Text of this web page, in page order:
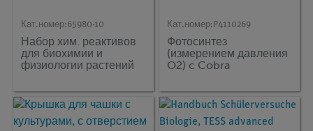
Кат.номер:65980-10
Набор хим. реактивов
для биохимии и
физиологии растений
Кат.номер: P4110269
Фотосинтез
(измерением давления
O2) c Cobra